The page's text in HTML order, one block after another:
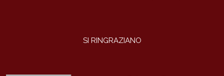
SI RINGRAZIANO